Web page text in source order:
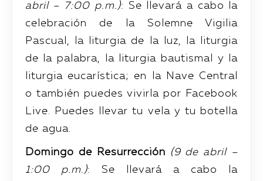
abril – 7:00 p.m.): Se llevará a cabo la
celebración de la Solemne Vigilia
Pascual, la liturgia de la luz, la liturgia
de la palabra, la liturgia bautismal y la
liturgia eucarística; en la Nave Central
o también puedes vivirla por Facebook
Live. Puedes llevar tu vela y tu botella
de agua.
Domingo de Resurrección
(9 de abril –
1:00 p.m.): Se llevará a cabo la